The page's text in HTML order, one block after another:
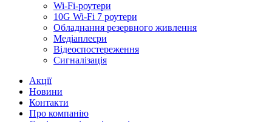
Wi-Fi-роутери
10G Wi-Fi 7 роутери
Обладнання резервного живлення
Медiаплеєри
Відеоспостереження
Сигналізація
Акції
Новини
Контакти
Про компанію